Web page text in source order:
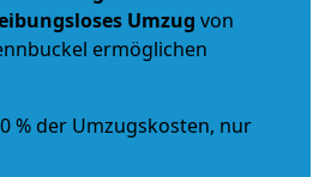
Umzug von
ermöglichen
% der Umzugskosten, nur